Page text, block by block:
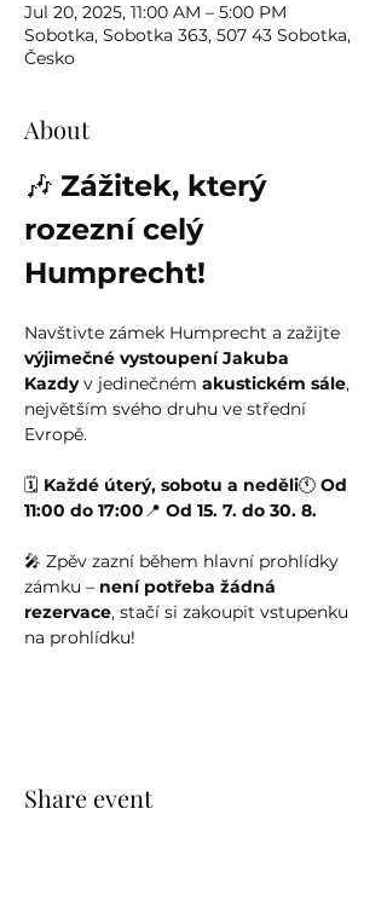
Jul 20, 2025, 11:00 AM – 5:00 PM
Sobotka, Sobotka 363, 507 43 Sobotka,
Česko
About
🎶 Zážitek, který
rozezní celý
Humprecht!
Navštivte zámek Humprecht a zažijte
výjimečné vystoupení Jakuba
Kazdy v jedinečném akustickém sále,
největším svého druhu ve střední
Evropě.
🗓️ Každé úterý, sobotu a neděli🕚 Od
11:00 do 17:00📍 Od 15. 7. do 30. 8.
🎤 Zpěv zazní během hlavní prohlídky
zámku – není potřeba žádná
rezervace, stačí si zakoupit vstupenku
na prohlídku!
Share event